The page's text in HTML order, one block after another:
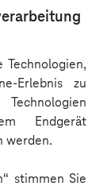
Erlebnis zu
Endgerät
werden.
stimmen Sie